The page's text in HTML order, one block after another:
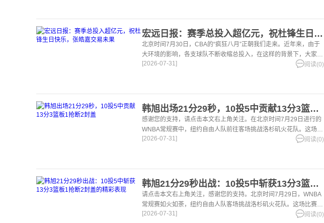
宏远日报：赛季总投入超亿元，祝杜锋生日快乐，张皓嘉交易未果
北京时间7月30日，CBA的“疯狂八月”正朝我们走来。近年来，由于
大环境的影响，各支球队不断收缩总投入，在这样的背景下，大家开
始重视“投入产出比”，而广东宏远显
[2026-07-31] 阅读(0)
韩旭出场21分29秒，10投5中贡献13分3篮板1抢断2封盖
感谢您的支持，请点击本文右上角关注。在北京时间7月29日进行的
WNBA常规赛中，纽约自由人队前往客场挑战洛杉矶火花队。这场激
烈的对决中，双方展现了强劲的进
[2026-07-31] 阅读(0)
韩旭21分29秒出战：10投5中斩获13分3篮板1抢断2封盖的精彩表现
请点击本文右上角关注，感谢您的支持。北京时间7月29日，WNBA
常规赛如火如荼，纽约自由人队客场挑战洛杉矶火花队。这场比赛双
方都展现出强烈的进攻意愿，比分一
[2026-07-31] 阅读(0)